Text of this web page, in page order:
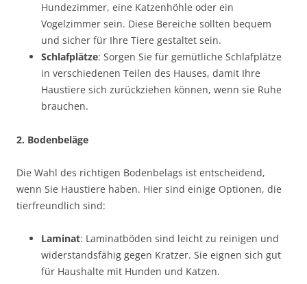
Hundezimmer, eine Katzenhöhle oder ein
Vogelzimmer sein. Diese Bereiche sollten bequem
und sicher für Ihre Tiere gestaltet sein.
Schlafplätze: Sorgen Sie für gemütliche Schlafplätze
in verschiedenen Teilen des Hauses, damit Ihre
Haustiere sich zurückziehen können, wenn sie Ruhe
brauchen.
2. Bodenbeläge
Die Wahl des richtigen Bodenbelags ist entscheidend,
wenn Sie Haustiere haben. Hier sind einige Optionen, die
tierfreundlich sind:
Laminat: Laminatböden sind leicht zu reinigen und
widerstandsfähig gegen Kratzer. Sie eignen sich gut
für Haushalte mit Hunden und Katzen.